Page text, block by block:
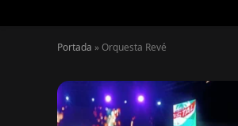
Portada » Orquesta Revé